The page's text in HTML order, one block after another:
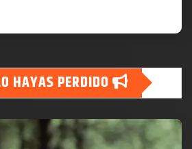
HAYAS PERDIDO